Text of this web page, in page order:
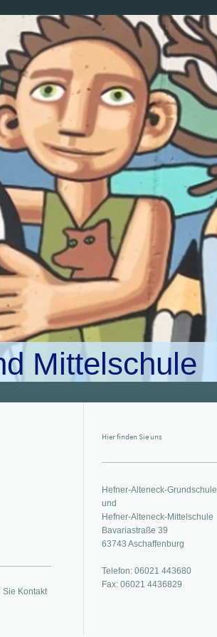
Mittelschule
Sie Kontakt
Hier finden Sie uns
Hefner-Alteneck-Grundschule
und
Hefner-Alteneck-Mittelschule
Bavariastraße 39
63743 Aschaffenburg
Telefon: 06021 443680
Fax: 06021 4436829